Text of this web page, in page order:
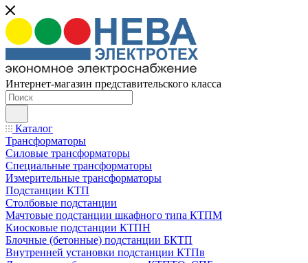
Интернет-магазин представительского класса
Каталог
Трансформаторы
Силовые трансформаторы
Специальные трансформаторы
Измерительные трансформаторы
Подстанции КТП
Столбовые подстанции
Мачтовые подстанции шкафного типа КТПМ
Киосковые подстанции КТПН
Блочные (бетонные) подстанции БКТП
Внутренней установки подстанции КТПв